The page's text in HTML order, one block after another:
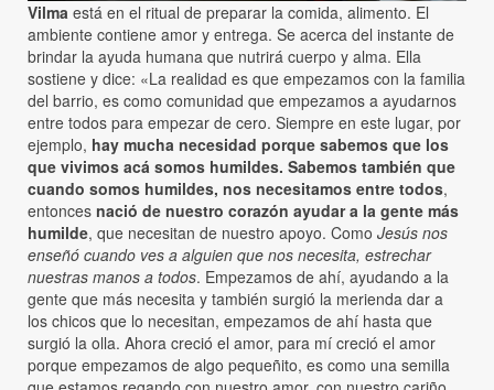
Vilma está en el ritual de preparar la comida, alimento. El
ambiente contiene amor y entrega. Se acerca del instante de
brindar la ayuda humana que nutrirá cuerpo y alma. Ella
sostiene y dice: «La realidad es que empezamos con la familia
del barrio, es como comunidad que empezamos a ayudarnos
entre todos para empezar de cero. Siempre en este lugar, por
ejemplo, hay mucha necesidad porque sabemos que los
que vivimos acá somos humildes. Sabemos también que
cuando somos humildes, nos necesitamos entre todos,
entonces nació de nuestro corazón ayudar a la gente más
humilde, que necesitan de nuestro apoyo. Como Jesús nos
enseñó cuando ves a alguien que nos necesita, estrechar
nuestras manos a todos. Empezamos de ahí, ayudando a la
gente que más necesita y también surgió la merienda dar a
los chicos que lo necesitan, empezamos de ahí hasta que
surgió la olla. Ahora creció el amor, para mí creció el amor
porque empezamos de algo pequeñito, es como una semilla